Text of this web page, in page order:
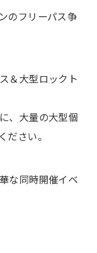
のフリーパス争
＆大型ロックト
、大量の大型個
ださい。
な同時開催イベ